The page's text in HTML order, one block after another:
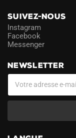
SUIVEZ-NOUS
Instagram
Facebook
Messenger
NEWSLETTER